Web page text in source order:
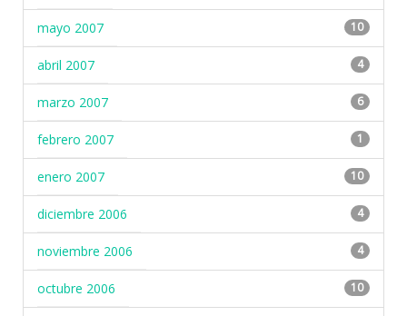
mayo 2007 10
abril 2007 4
marzo 2007 6
febrero 2007 1
enero 2007 10
diciembre 2006 4
noviembre 2006 4
octubre 2006 10